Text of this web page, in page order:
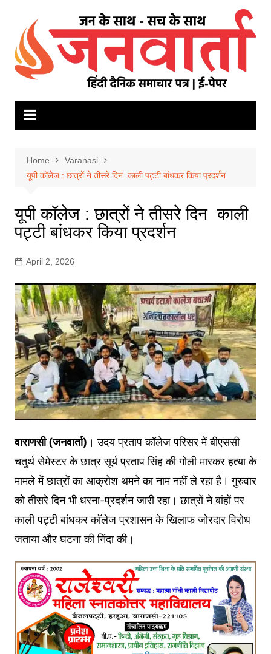
content
Home
Varanasi
यूपी कॉलेज : छात्रों ने तीसरे दिन काली पट्टी बांधकर किया प्रदर्शन
यूपी कॉलेज : छात्रों ने तीसरे दिन काली
पट्टी बांधकर किया प्रदर्शन
April 2, 2026
वाराणसी (जनवार्ता) । उदय प्रताप कॉलेज परिसर में बीएससी
चतुर्थ सेमेस्टर के छात्र सूर्य प्रताप सिंह की गोली मारकर हत्या के
मामले में छात्रों का आक्रोश थमने का नाम नहीं ले रहा है। गुरुवार
को तीसरे दिन भी धरना-प्रदर्शन जारी रहा। छात्रों ने बांहों पर
काली पट्टी बांधकर कॉलेज प्रशासन के खिलाफ जोरदार विरोध
जताया और घटना की निंदा की।